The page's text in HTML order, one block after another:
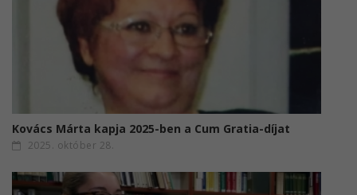
Kovács Márta kapja 2025-ben a Cum Gratia-díjat
2025. október 28.